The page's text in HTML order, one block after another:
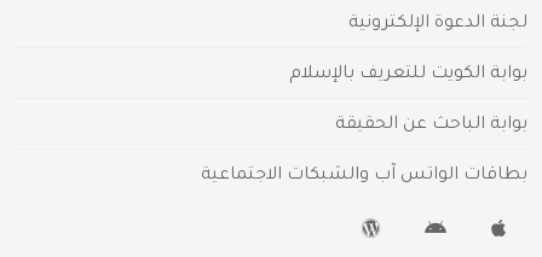
لجنة الدعوة الإلكترونية
بوابة الكويت للتعريف بالإسلام
بوابة الباحث عن الحقيقة
بطاقات الواتس آب والشبكات الاجتماعية